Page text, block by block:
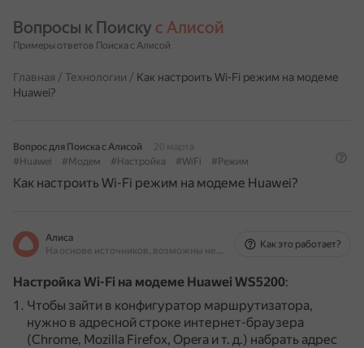
Вопросы к Поиску с Алисой
Примеры ответов Поиска с Алисой
Главная / Технологии / Как настроить Wi-Fi режим на модеме
Huawei?
Вопрос для Поиска с Алисой
20 марта
#Huawei
#Модем #Настройка #WiFi #Режим
Как настроить Wi-Fi режим на модеме Huawei?
Алиса
На основе источников, возможны неточности
Как это работает?
Настройка Wi-Fi на модеме Huawei WS5200:
Чтобы зайти в конфигуратор маршрутизатора,
нужно в адресной строке интернет-браузера
(Chrome, Mozilla Firefox, Opera и т. д.) набрать адрес